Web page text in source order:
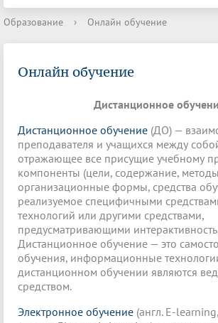
Образование › Онлайн обучение
Онлайн обучение
Дистанционное
Дистанционное обучение (ДО) —
преподавателя и учащихся между
отражающее все присущие учебному
компоненты (цели, содержание,
организационные формы, средства
реализуемое специфичными
технологий или другими средствами,
предусматривающими интерактивность.
Дистанционное обучение — это
обучения, информационные
дистанционном обучении являются
средством.
Электронное обучение (англ. E-